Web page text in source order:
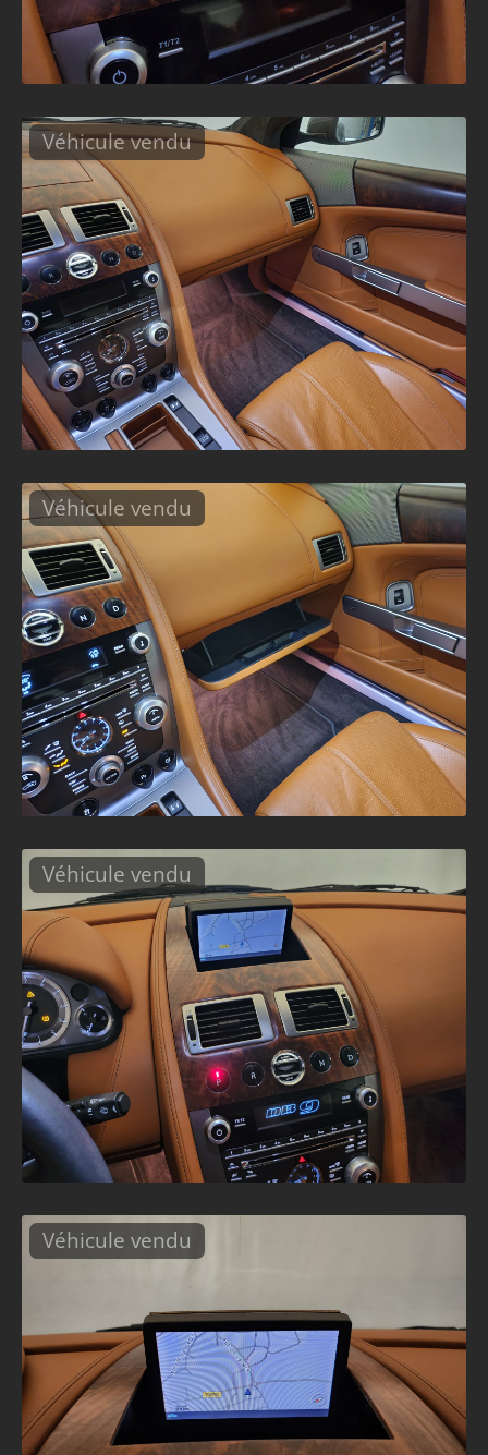
Véhicule vendu
Véhicule vendu
Véhicule vendu
Véhicule vendu